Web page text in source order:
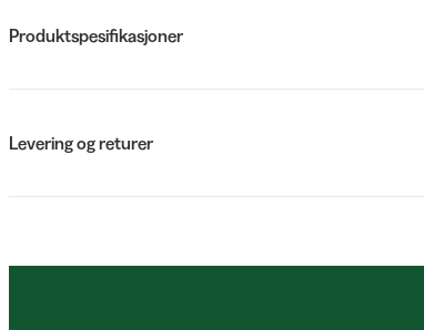
Produktspesifikasjoner
Levering og returer